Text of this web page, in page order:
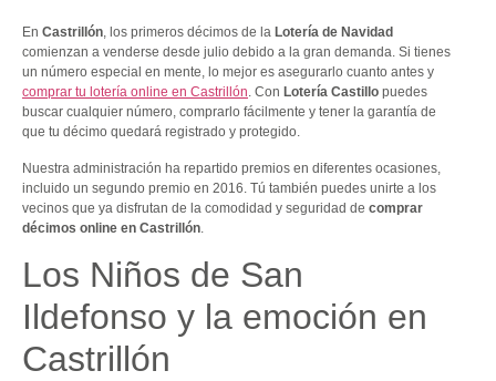
En Castrillón, los primeros décimos de la Lotería de Navidad
comienzan a venderse desde julio debido a la gran demanda. Si tienes
un número especial en mente, lo mejor es asegurarlo cuanto antes y
comprar tu lotería online en Castrillón. Con Lotería Castillo puedes
buscar cualquier número, comprarlo fácilmente y tener la garantía de
que tu décimo quedará registrado y protegido.
Nuestra administración ha repartido premios en diferentes ocasiones,
incluido un segundo premio en 2016. Tú también puedes unirte a los
vecinos que ya disfrutan de la comodidad y seguridad de comprar
décimos online en Castrillón
Los Niños de San
Ildefonso y la emoción en
Castrillón